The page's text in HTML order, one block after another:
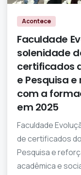
Acontece
Faculdade
solenidade
certificados
e Pesquisa
com a
em 2025
Faculdade
de certificados
Pesquisa e
acadêmica e